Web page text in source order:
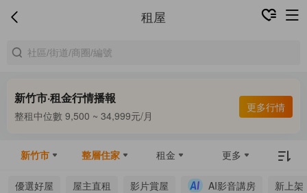
租屋
新竹市·租金行情播報
合租中位數 5,900 ~ 8,000元/月
整租中位數 9,500 ~ 34,999元/月
更多行情
新竹市 整層住家 租金 更多
優選好屋 屋主直租 影片賞屋 AI影音講房 新上架